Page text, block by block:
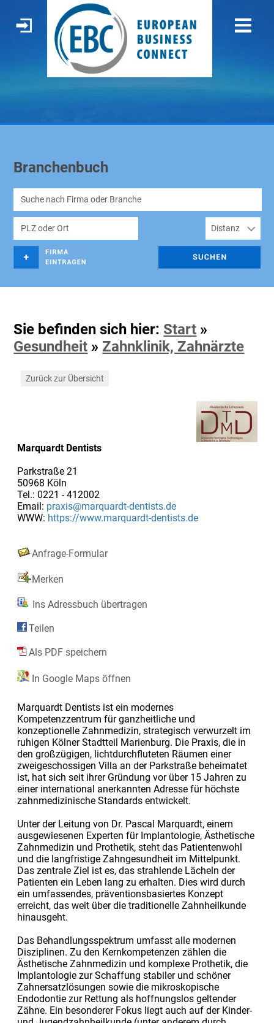
Branchenbuch
Sie befinden sich hier: Start »
Gesundheit » Zahnklinik, Zahnärzte
Zurück zur Übersicht
Marquardt Dentists
Parkstraße 21
50968 Köln
Tel.: 0221 - 412002
Email: praxis@marquardt-dentists.de
WWW: https://www.marquardt-dentists.de
Anfrage-Formular
Merken
Ins Adressbuch übertragen
Teilen
Als PDF speichern
In Google Maps öffnen
Marquardt Dentists ist ein modernes
Kompetenzzentrum für ganzheitliche und
konzeptionelle Zahnmedizin, strategisch verwurzelt im
ruhigen Kölner Stadtteil Marienburg. Die Praxis, die in
den großzügigen, lichtdurchfluteten Räumen einer
zweigeschossigen Villa an der Parkstraße beheimatet
ist, hat sich seit ihrer Gründung vor über 15 Jahren zu
einer international anerkannten Adresse für höchste
zahnmedizinische Standards entwickelt.
Unter der Leitung von Dr. Pascal Marquardt, einem
ausgewiesenen Experten für Implantologie, Ästhetische
Zahnmedizin und Prothetik, steht das Patientenwohl
und die langfristige Zahngesundheit im Mittelpunkt.
Das zentrale Ziel ist es, das strahlende Lächeln der
Patienten ein Leben lang zu erhalten. Dies wird durch
ein umfassendes, präventionsbasiertes Konzept
erreicht, das weit über die traditionelle Zahnheilkunde
hinausgeht.
Das Behandlungsspektrum umfasst alle modernen
Disziplinen. Zu den Kernkompetenzen zählen die
Ästhetische Zahnmedizin und komplexe Prothetik, die
Implantologie zur Schaffung stabiler und schöner
Zahnersatzlösungen sowie die mikroskopische
Endodontie zur Rettung als hoffnungslos geltender
Zähne. Ein besonderer Fokus liegt auch auf der Kinder-